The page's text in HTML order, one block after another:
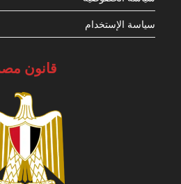
سياسة الإستخدام
قانون